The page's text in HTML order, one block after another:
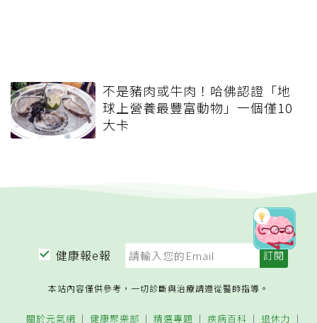
不是豬肉或牛肉！哈佛認證「地
球上營養最豐富動物」一個僅10
大卡
健康報e報
本站內容僅供參考，一切診斷與治療請遵從醫師指導。
關於元氣網 健康聚樂部 精選專題 疾病百科 退休力